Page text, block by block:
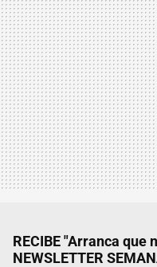
RECIBE "Arranca que
NEWSLETTER